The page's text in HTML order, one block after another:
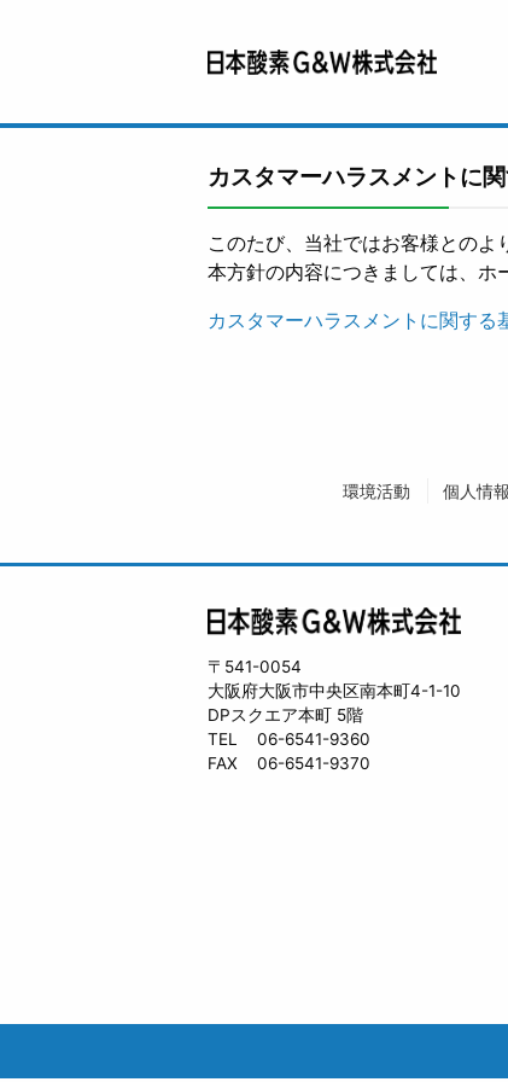
カスタマーハラスメントに
このたび、当社ではお客様とのよ
本方針の内容につきましては、ホ
カスタマーハラスメントに関する
環境活動 個人情
〒541-0054
大阪府大阪市中央区南本町4-1-10
DPスクエア本町 5階
TEL
06-6541-9360
FAX
06-6541-9370